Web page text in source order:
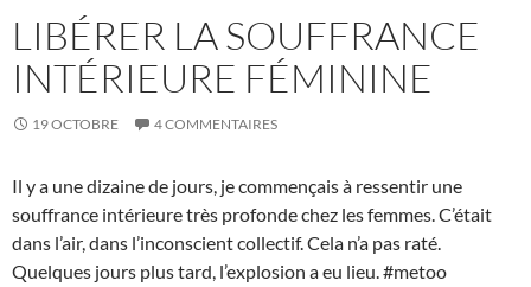
LIBÉRER LA SOUFFRANCE
INTÉRIEURE FÉMININE
19 OCTOBRE 4 COMMENTAIRES
Il y a une dizaine de jours, je commençais à ressentir une
souffrance intérieure très profonde chez les femmes. C’était
dans l’air, dans l’inconscient collectif. Cela n’a pas raté.
Quelques jours plus tard, l’explosion a eu lieu. #metoo